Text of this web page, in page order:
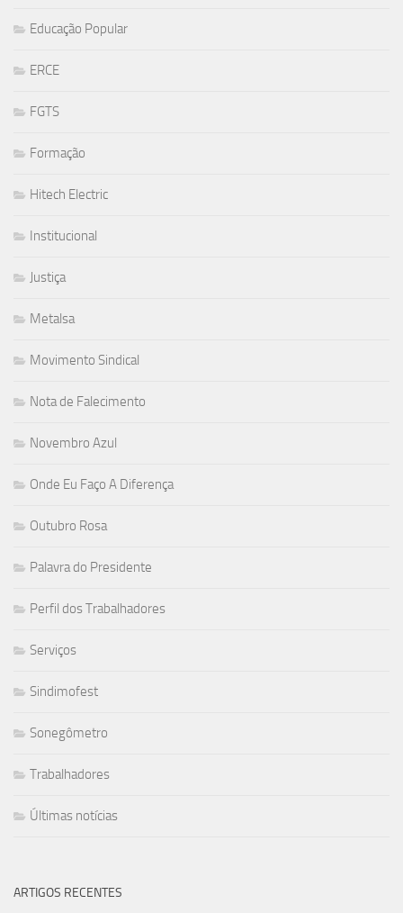
Educação Popular
ERCE
FGTS
Formação
Hitech Electric
Institucional
Justiça
Metalsa
Movimento Sindical
Nota de Falecimento
Novembro Azul
Onde Eu Faço A Diferença
Outubro Rosa
Palavra do Presidente
Perfil dos Trabalhadores
Serviços
Sindimofest
Sonegômetro
Trabalhadores
Últimas notícias
ARTIGOS RECENTES